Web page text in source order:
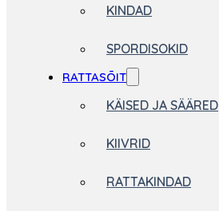
KINDAD
SPORDISOKID
RATTASÕIT
KÄISED JA SÄÄRED
KIIVRID
RATTAKINDAD